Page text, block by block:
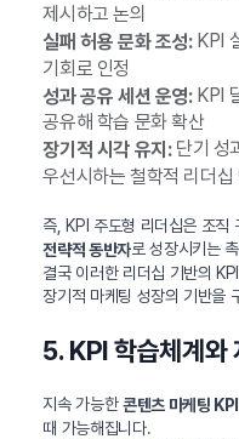
제시하고 논의
실패 허용 문화 조성:KPI
기회로 인정
성과 공유 세션 운영:KPI
공유해 학습 문화 확산
장기적 시각 유지:단기 성
우선시하는 철학적 리더십
즉, KPI 주도형 리더십은 조직
전략적 동반자로 성장시키는
결국 이러한 리더십 기반의
장기적 마케팅 성장의 기반을
5. KPI 학습체계와
지속 가능한콘텐츠 마케팅 KPI
때 가능해집니다.